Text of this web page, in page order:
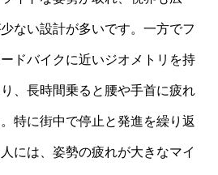
ない設計が多いです。一方でフ
ドバイクに近いジオメトリを持
、長時間乗ると腰や手首に疲れ
特に街中で停止と発進を繰り返
には、姿勢の疲れが大きなマイ